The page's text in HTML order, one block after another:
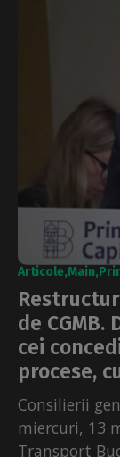
Articole Main
de
cei
procese,
Consilierii
miercuri, 13
Transport